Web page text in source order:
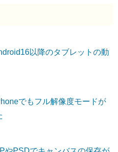
以降のタブレットの動
でもフル解像度モードが